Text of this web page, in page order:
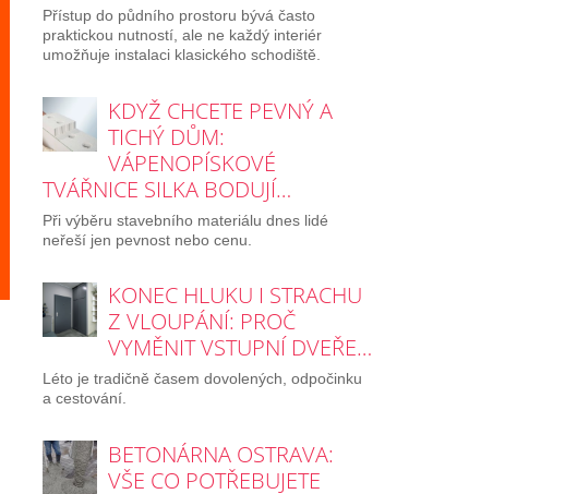
Přístup do půdního prostoru bývá často
praktickou nutností, ale ne každý interiér
umožňuje instalaci klasického schodiště.
KDYŽ CHCETE PEVNÝ A
TICHÝ DŮM:
VÁPENOPÍSKOVÉ
TVÁŘNICE SILKA BODUJÍ…
Při výběru stavebního materiálu dnes lidé
neřeší jen pevnost nebo cenu.
KONEC HLUKU I STRACHU
Z VLOUPÁNÍ: PROČ
VYMĚNIT VSTUPNÍ DVEŘE…
Léto je tradičně časem dovolených, odpočinku
a cestování.
BETONÁRNA OSTRAVA:
VŠE CO POTŘEBUJETE